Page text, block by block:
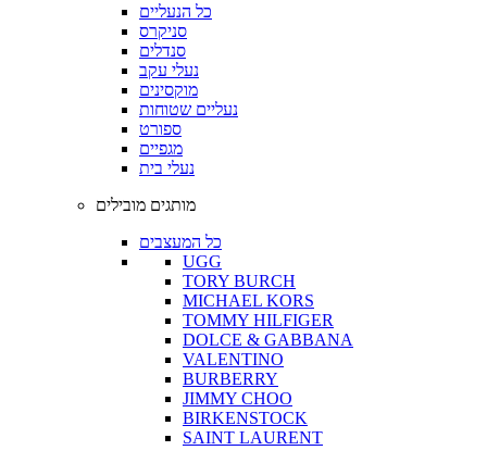
כל הנעליים
סניקרס
סנדלים
נעלי עקב
מוקסינים
נעליים שטוחות
ספורט
מגפיים
נעלי בית
מותגים מובילים
כל המעצבים
UGG
TORY BURCH
MICHAEL KORS
TOMMY HILFIGER
DOLCE & GABBANA
VALENTINO
BURBERRY
JIMMY CHOO
BIRKENSTOCK
SAINT LAURENT